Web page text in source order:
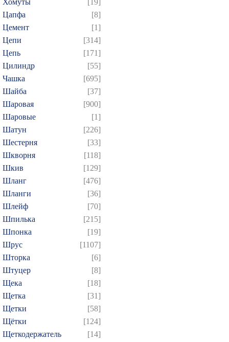
Хомуты
[19]
Цапфа
[8]
Цемент
[1]
Цепи
[314]
Цепь
[171]
Цилиндр
[55]
Чашка
[695]
Шайба
[37]
Шаровая
[900]
Шаровые
[1]
Шатун
[226]
Шестерня
[33]
Шкворня
[118]
Шкив
[129]
Шланг
[476]
Шланги
[36]
Шлейф
[70]
Шпилька
[215]
Шпонка
[19]
Шрус
[1107]
Шторка
[6]
Штуцер
[8]
Щека
[18]
Щетка
[31]
Щетки
[58]
Щётки
[124]
Щеткодержатель
[14]